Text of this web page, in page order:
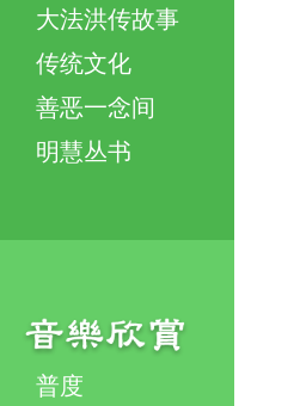
大法洪传故事
传统文化
善恶一念间
明慧丛书
普度